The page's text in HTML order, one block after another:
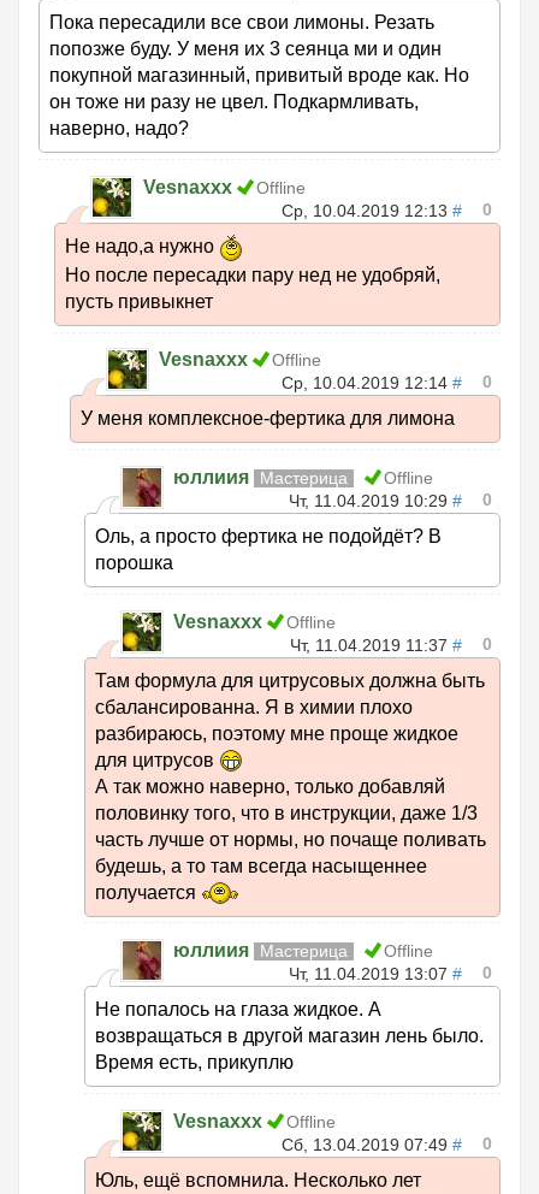
Пока пересадили все свои лимоны. Резать
попозже буду. У меня их 3 сеянца ми и один
покупной магазинный, привитый вроде как. Но
он тоже ни разу не цвел. Подкармливать,
наверно, надо?
Vesnaxxx
Offline
Ср, 10.04.2019 12:13 # 0
Не надо,а нужно
Но после пересадки пару нед не удобряй,
пусть привыкнет
Vesnaxxx
Offline
Ср, 10.04.2019 12:14 # 0
У меня комплексное-фертика для лимона
юллиия Мастерица
Offline
Чт, 11.04.2019 10:29 # 0
Оль, а просто фертика не подойдёт? В
порошка
Vesnaxxx
Offline
Чт, 11.04.2019 11:37 # 0
Там формула для цитрусовых должна быть
сбалансированна. Я в химии плохо
разбираюсь, поэтому мне проще жидкое
для цитрусов
А так можно наверно, только добавляй
половинку того, что в инструкции, даже 1/3
часть лучше от нормы, но почаще поливать
будешь, а то там всегда насыщеннее
получается
юллиия Мастерица
Offline
Чт, 11.04.2019 13:07 # 0
Не попалось на глаза жидкое. А
возвращаться в другой магазин лень было.
Время есть, прикуплю
Vesnaxxx
Offline
Сб, 13.04.2019 07:49 # 0
Юль, ещё вспомнила. Несколько лет